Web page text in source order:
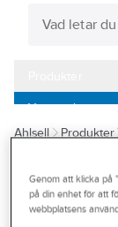
Varumärken
Kampanjer
Branscher
Ahlsell Produkter
Reservdelar
Genom att klicka på
på din enhet för att
webbplatsens